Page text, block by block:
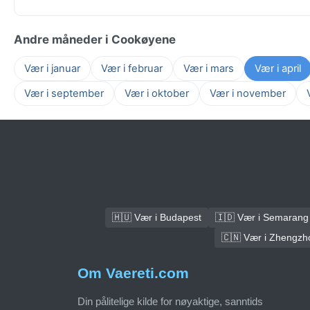
Andre måneder i Cookøyene
Vær i januar Vær i februar Vær i mars
Vær i april
Vær i september
Vær i oktober Vær i november
🇭🇺 Vær i Budapest
🇮🇩 Vær i Semarang
🇨🇳 Vær i
Om Vaereti.com
Din pålitelige kilde for nøyaktige, sanntids